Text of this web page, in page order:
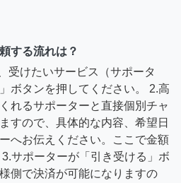
する流れは？
受けたいサービス（サポータ
ボタンを押してください。 2.高
れるサポーターと直接個別チャ
すので、具体的な内容、希望日
へお伝えください。ここで金額
サポーターが「引き受ける」ボ
側で決済が可能になりますの